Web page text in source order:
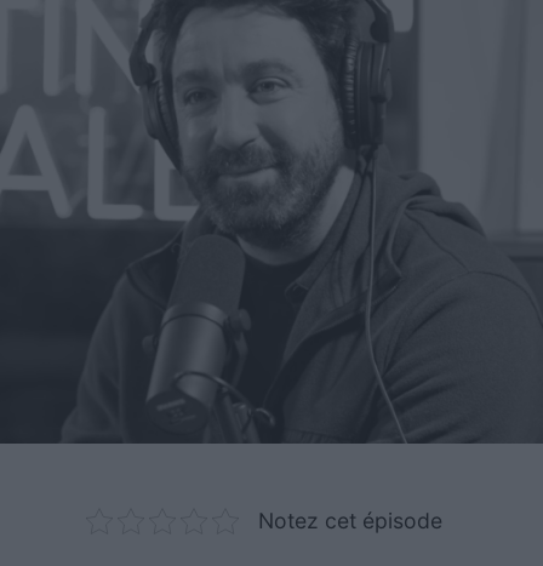
Merci à notre partenaire !
Découvrez Fundora,
la plateforme qui démocratise l’investissement en private
Notez cet épisode